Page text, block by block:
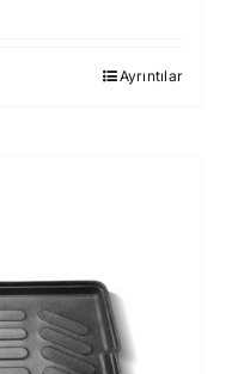
Ayrıntılar